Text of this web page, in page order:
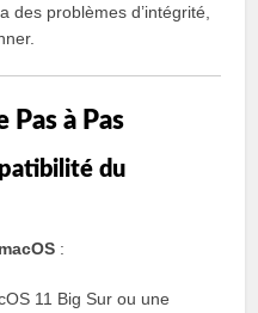
des problèmes d’intégrité,
Pas à Pas
du
:
11 Big Sur ou une